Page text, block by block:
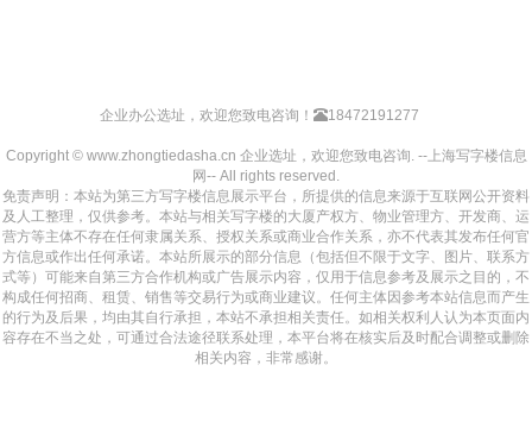
企业办公选址，欢迎您致电咨询！ 18472191277
Copyright © www.zhongtiedasha.cn 企业选址，欢迎您致电咨询. --上海写字楼信息
网-- All rights reserved.
免责声明：本站为第三方写字楼信息展示平台，所提供的信息来源于互联网公开资料
及人工整理，仅供参考。本站与相关写字楼的大厦产权方、物业管理方、开发商、运
营方等主体不存在任何隶属关系、授权关系或商业合作关系，亦不代表其发布任何官
方信息或作出任何承诺。本站所展示的部分信息（包括但不限于文字、图片、联系方
式等）可能来自第三方合作机构或广告展示内容，仅用于信息参考及展示之目的，不
构成任何招商、租赁、销售等交易行为或商业建议。任何主体因参考本站信息而产生
的行为及后果，均由其自行承担，本站不承担相关责任。如相关权利人认为本页面内
容存在不当之处，可通过合法途径联系处理，本平台将在核实后及时配合调整或删除
相关内容，非常感谢。